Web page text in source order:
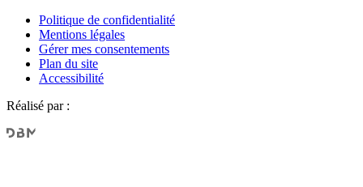
Politique de confidentialité
Mentions légales
Gérer mes consentements
Plan du site
Accessibilité
Réalisé par :